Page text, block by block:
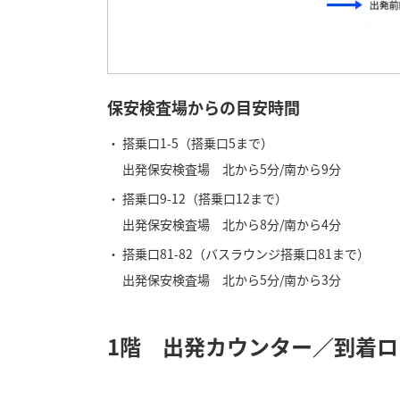
保安検査場からの目安時間
搭乗口1-5（搭乗口5まで）
出発保安検査場 北から5分/南から9分
搭乗口9-12（搭乗口12まで）
出発保安検査場 北から8分/南から4分
搭乗口81-82（バスラウンジ搭乗口81まで）
出発保安検査場 北から5分/南から3分
1階 出発カウンター／到着